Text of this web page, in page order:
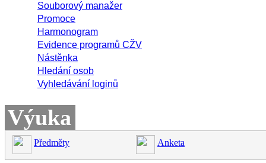
Souborový manažer
Promoce
Harmonogram
Evidence programů CŽV
Nástěnka
Hledání osob
Vyhledávání loginů
Výuka
Předměty Anketa